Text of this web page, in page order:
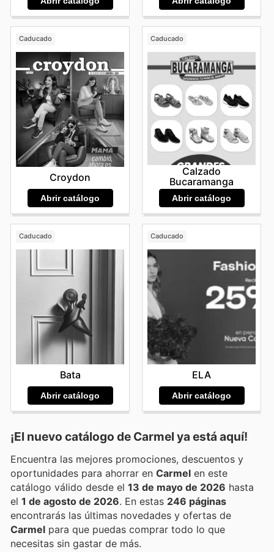
Caducado
Croydon
Abrir catálogo
Caducado
Calzado
Bucaramanga
Abrir catálogo
Caducado
Bata
Abrir catálogo
Caducado
ELA
Abrir catálogo
¡El nuevo catálogo de Carmel ya está aquí!
Encuentra las mejores promociones, descuentos y
oportunidades para ahorrar en Carmel en este
catálogo válido desde el 13 de mayo de 2026 hasta
el 1 de agosto de 2026 . En estas 246 páginas
encontrarás las últimas novedades y ofertas de
Carmel para que puedas comprar todo lo que
necesitas sin gastar de más.